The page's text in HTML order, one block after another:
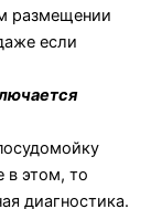
размещении
если
в этом, то
диагностика.